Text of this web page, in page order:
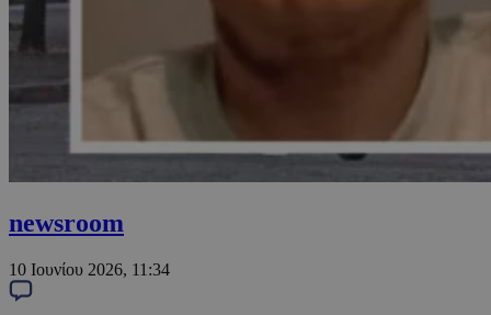
newsroom
10 Ιουνίου 2026, 11:34